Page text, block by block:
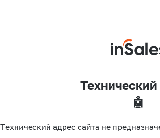
🤖
Технический адрес сайта не